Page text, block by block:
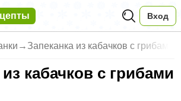
Вход
→ Запеканка из кабачков с грибам
кабачков с грибами